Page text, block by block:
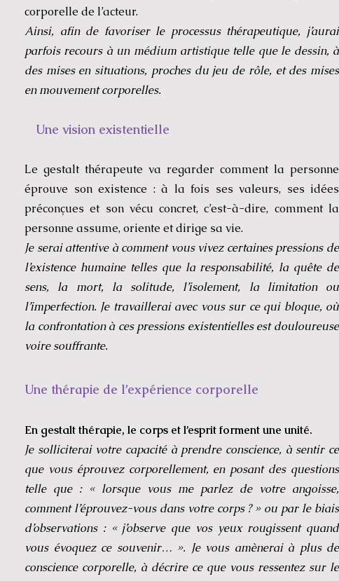
corporelle de l’acteur.
Ainsi, afin de favoriser le processus thérapeutique, j’aurai
parfois recours à un médium artistique telle que le dessin, à
des mises en situations, proches du jeu de rôle, et des mises
en mouvement corporelles.
Une vision existentielle
Le gestalt thérapeute va regarder comment la personne
éprouve son existence : à la fois ses valeurs, ses idées
préconçues et son vécu concret, c’est-à-dire, comment la
personne assume, oriente et dirige sa vie.
Je serai attentive à comment vous vivez certaines pressions de
l’existence humaine telles que la responsabilité, la quête de
sens, la mort, la solitude, l’isolement, la limitation ou
l’imperfection. Je travaillerai avec vous sur ce qui bloque, où
la confrontation à ces pressions existentielles est douloureuse
voire souffrante.
Une thérapie de l’expérience corporelle
En gestalt thérapie, le corps et l’esprit forment une unité.
Je solliciterai votre capacité à prendre conscience, à sentir ce
que vous éprouvez corporellement, en posant des questions
telle que : « lorsque vous me parlez de votre angoisse,
comment l’éprouvez-vous dans votre corps ? » ou par le biais
d’observations : « j’observe que vos yeux rougissent quand
vous évoquez ce souvenir… ». Je vous amènerai à plus de
conscience corporelle, à décrire ce que vous ressentez sur le